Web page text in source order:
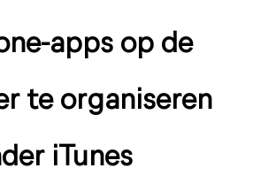
apps op de
te organiseren
iTunes